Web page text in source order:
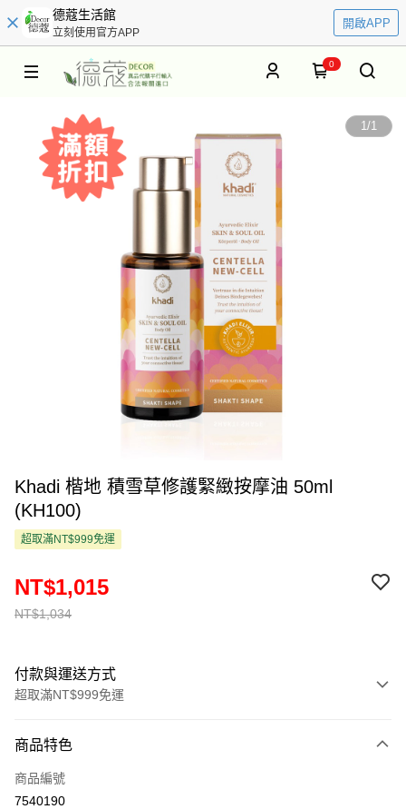
德蔻生活館
立刻使用官方APP
開啟APP
0
1/1
Khadi 楷地 積雪草修護緊緻按摩油 50ml
(KH100)
超取滿NT$999免運
NT$1,034
NT$1,015
付款與運送方式
超取滿NT$999免運
信用卡一次付款
超商取貨付款
商品特色
商品編號
7540190